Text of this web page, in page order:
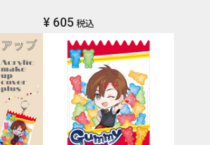
¥ 605 税込